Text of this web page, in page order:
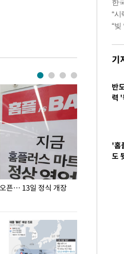
픈… 13일 정식 개장
기
반
력
'홈
도